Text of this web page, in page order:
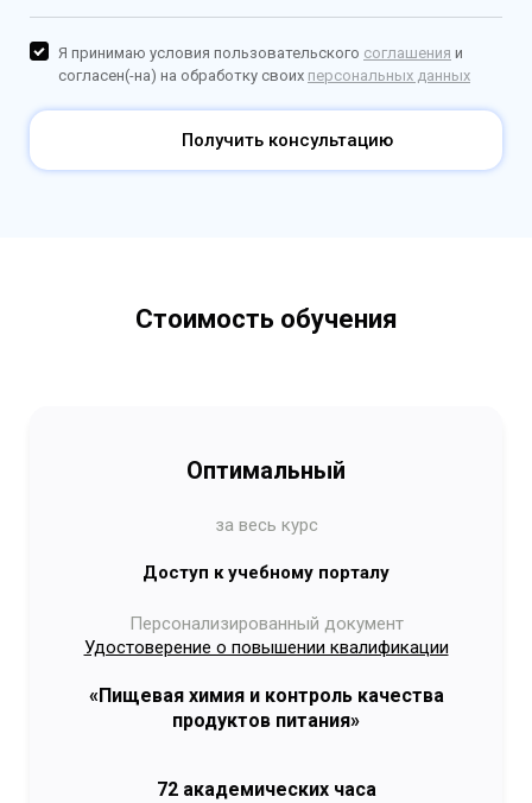
Получить консультацию
Я принимаю условия пользовательского соглашения и
согласен(-на) на обработку своих персональных данных
Стоимость обучения
Оптимальный
за весь курс
Доступ к учебному порталу
Персонализированный документ
Удостоверение о повышении квалификации
«Пищевая химия и контроль качества
продуктов питания»
72 академических часа